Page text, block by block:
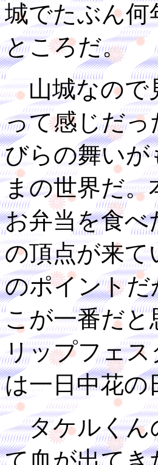
城でたぶん何
ところだ。
山城なので
って感じだっ
びらの舞い
まの世界だ。
お弁当を食べ
の頂点が来て
のポイントだ
こが一番だと
リップフェ
は一日中花の
タケルくん